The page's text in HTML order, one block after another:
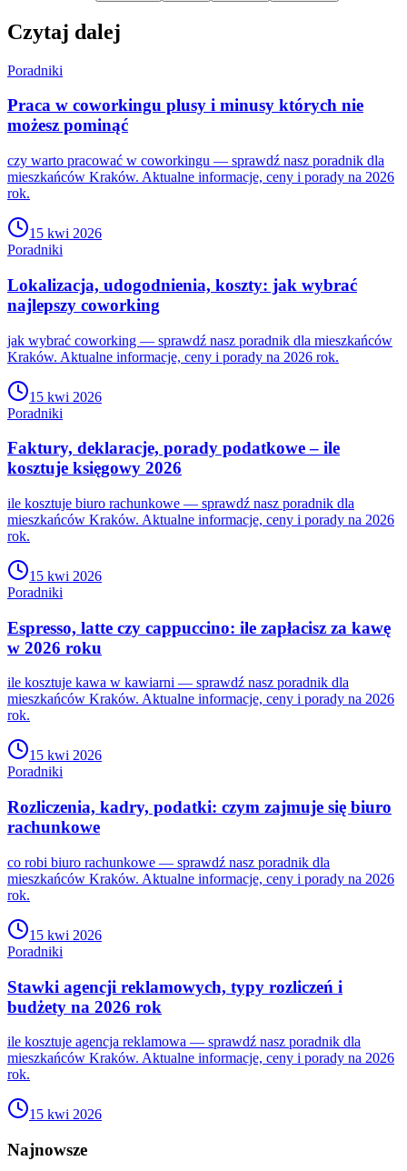
Czytaj dalej
Poradniki
Praca w coworkingu plusy i minusy których nie
możesz pominąć
czy warto pracować w coworkingu — sprawdź nasz poradnik dla
mieszkańców Kraków. Aktualne informacje, ceny i porady na 2026
rok.
15 kwi 2026
Poradniki
Lokalizacja, udogodnienia, koszty: jak wybrać
najlepszy coworking
jak wybrać coworking — sprawdź nasz poradnik dla mieszkańców
Kraków. Aktualne informacje, ceny i porady na 2026 rok.
15 kwi 2026
Poradniki
Faktury, deklaracje, porady podatkowe – ile
kosztuje księgowy 2026
ile kosztuje biuro rachunkowe — sprawdź nasz poradnik dla
mieszkańców Kraków. Aktualne informacje, ceny i porady na 2026
rok.
15 kwi 2026
Poradniki
Espresso, latte czy cappuccino: ile zapłacisz za kawę
w 2026 roku
ile kosztuje kawa w kawiarni — sprawdź nasz poradnik dla
mieszkańców Kraków. Aktualne informacje, ceny i porady na 2026
rok.
15 kwi 2026
Poradniki
Rozliczenia, kadry, podatki: czym zajmuje się biuro
rachunkowe
co robi biuro rachunkowe — sprawdź nasz poradnik dla
mieszkańców Kraków. Aktualne informacje, ceny i porady na 2026
rok.
15 kwi 2026
Poradniki
Stawki agencji reklamowych, typy rozliczeń i
budżety na 2026 rok
ile kosztuje agencja reklamowa — sprawdź nasz poradnik dla
mieszkańców Kraków. Aktualne informacje, ceny i porady na 2026
rok.
15 kwi 2026
Najnowsze